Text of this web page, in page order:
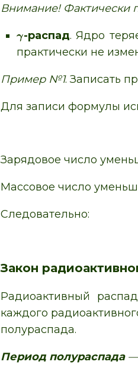
Внимание! Фактически
γ-распад. Ядро
практически не
Пример №1. Записать
Для записи формулы
Зарядовое число
Массовое число
Следовательно:
Закон
Радиоактивный
каждого
полураспада.
Период полураспада—